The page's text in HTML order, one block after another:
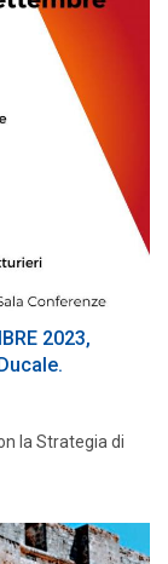
2023,
la Strategia di